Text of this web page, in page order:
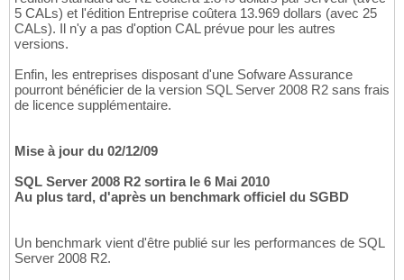
5 CALs) et l'édition Entreprise coûtera 13.969 dollars (avec 25
CALs). Il n'y a pas d'option CAL prévue pour les autres
versions.
Enfin, les entreprises disposant d'une Sofware Assurance
pourront bénéficier de la version SQL Server 2008 R2 sans frais
de licence supplémentaire.
Mise à jour du 02/12/09
SQL Server 2008 R2 sortira le 6 Mai 2010
Au plus tard, d'après un benchmark officiel du SGBD
Un benchmark vient d'être publié sur les performances de SQL
Server 2008 R2.